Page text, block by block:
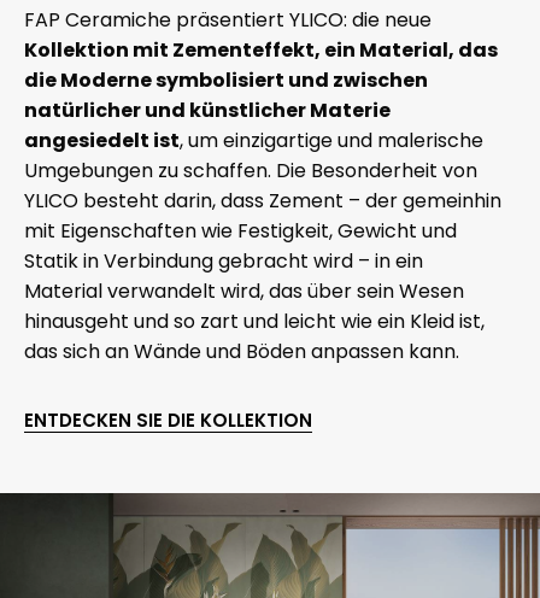
FAP Ceramiche präsentiert YLICO: die neue
Kollektion mit Zementeffekt, ein Material, das
die Moderne symbolisiert und zwischen
natürlicher und künstlicher Materie
angesiedelt ist, um einzigartige und malerische
Umgebungen zu schaffen. Die Besonderheit von
YLICO besteht darin, dass Zement – der gemeinhin
mit Eigenschaften wie Festigkeit, Gewicht und
Statik in Verbindung gebracht wird – in ein
Material verwandelt wird, das über sein Wesen
hinausgeht und so zart und leicht wie ein Kleid ist,
das sich an Wände und Böden anpassen kann.
ENTDECKEN SIE DIE KOLLEKTION